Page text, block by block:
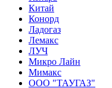
Китай
Конорд
Ладогаз
Лемакс
ЛУЧ
Микро Лайн
Мимакс
ООО "ТАУГАЗ"